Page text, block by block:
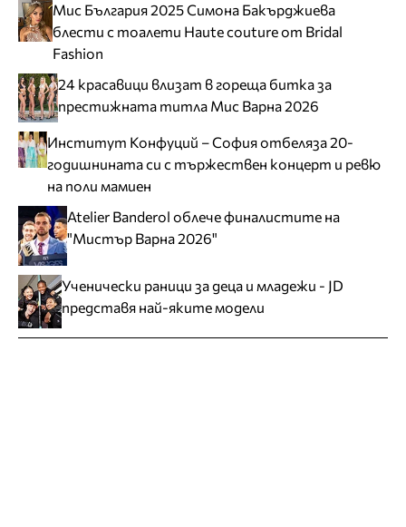
Мис България 2025 Симона Бакърджиева
блести с тоалети Haute couture от Bridal
Fashion
24 красавици влизат в гореща битка за
престижната титла Мис Варна 2026
Институт Конфуций – София отбеляза 20-
годишнината си с тържествен концерт и ревю
на поли мамиен
Atelier Banderol облече финалистите на
"Мистър Варна 2026"
Ученически раници за деца и младежи - JD
представя най-яките модели